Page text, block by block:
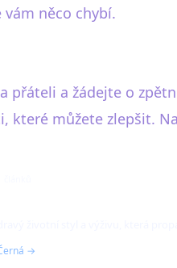
něco chybí.
přáteli a žádejte o
které můžete zlepšit.
→